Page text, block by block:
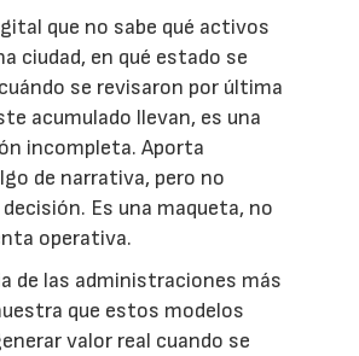
que no sabe qué activos
ciudad, en qué estado se
se revisaron por última
acumulado llevan, es una
incompleta. Aporta
de narrativa, pero no
Es una maqueta, no
operativa.
de las administraciones más
que estos modelos
valor real cuando se